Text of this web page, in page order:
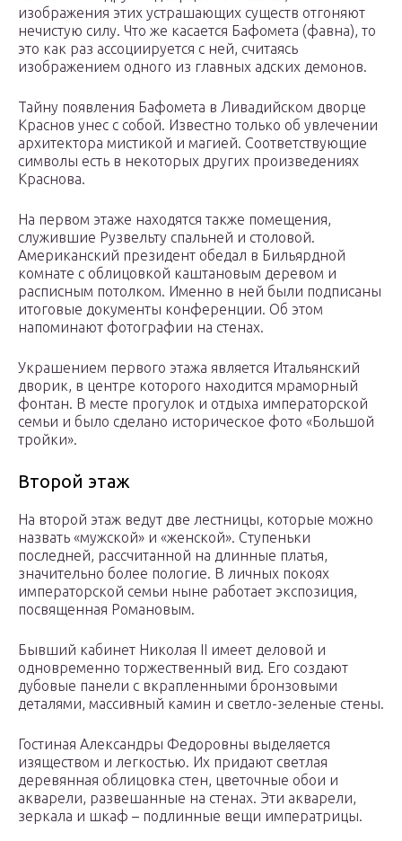
изображения этих устрашающих существ отгоняют
нечистую силу. Что же касается Бафомета (фавна), то
это как раз ассоциируется с ней, считаясь
изображением одного из главных адских демонов.
Тайну появления Бафомета в Ливадийском дворце
Краснов унес с собой. Известно только об увлечении
архитектора мистикой и магией. Соответствующие
символы есть в некоторых других произведениях
Краснова.
На первом этаже находятся также помещения,
служившие Рузвельту спальней и столовой.
Американский президент обедал в Бильярдной
комнате с облицовкой каштановым деревом и
расписным потолком. Именно в ней были подписаны
итоговые документы конференции. Об этом
напоминают фотографии на стенах.
Украшением первого этажа является Итальянский
дворик, в центре которого находится мраморный
фонтан. В месте прогулок и отдыха императорской
семьи и было сделано историческое фото «Большой
тройки».
Второй этаж
На второй этаж ведут две лестницы, которые можно
назвать «мужской» и «женской». Ступеньки
последней, рассчитанной на длинные платья,
значительно более пологие. В личных покоях
императорской семьи ныне работает экспозиция,
посвященная Романовым.
Бывший кабинет Николая II имеет деловой и
одновременно торжественный вид. Его создают
дубовые панели с вкрапленными бронзовыми
деталями, массивный камин и светло-зеленые стены.
Гостиная Александры Федоровны выделяется
изяществом и легкостью. Их придают светлая
деревянная облицовка стен, цветочные обои и
акварели, развешанные на стенах. Эти акварели,
зеркала и шкаф – подлинные вещи императрицы.